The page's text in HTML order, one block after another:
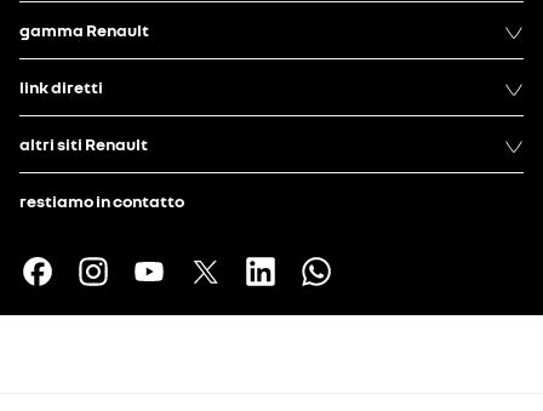
gamma Renault
link diretti
altri siti Renault
restiamo in contatto